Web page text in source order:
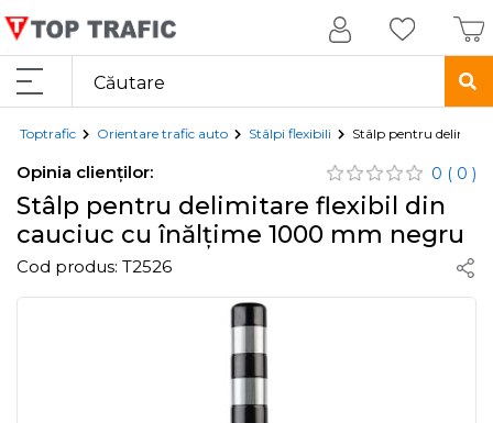
Toptrafic Orientare trafic auto Stâlpi flexibili Stâlp pentru
Opinia clienților: 0 ( 0 )
Stâlp pentru delimitare flexibil din
cauciuc cu înălțime 1000 mm negru
Cod produs: T2526